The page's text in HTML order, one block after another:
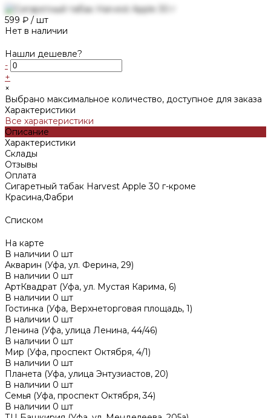
599 ₽ / шт
Нет в наличии
Нашли дешевле?
-
+
×
Выбрано максимальное количество, доступное для заказа
Характеристики
Все характеристики
Описание
Характеристики
Склады
Отзывы
Оплата
Сигаретный табак Harvest Apple 30 г-кроме
Красина,Фабри
Списком
На карте
В наличии 0 шт
Акварин (Уфа, ул. Ферина, 29)
В наличии 0 шт
АртКвадрат (Уфа, ул. Мустая Карима, 6)
В наличии 0 шт
Гостинка (Уфа, Верхнеторговая площадь, 1)
В наличии 0 шт
Ленина (Уфа, улица Ленина, 44/46)
В наличии 0 шт
Мир (Уфа, проспект Октября, 4/1)
В наличии 0 шт
Планета (Уфа, улица Энтузиастов, 20)
В наличии 0 шт
Семья (Уфа, проспект Октября, 34)
В наличии 0 шт